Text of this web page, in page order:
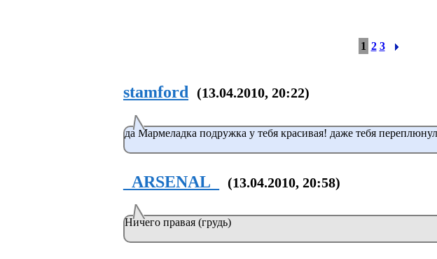
1 2 3
stamford (13.04.2010, 20:22)
да Мармеладка подружка у тебя красивая! даже тебя
_ARSENAL_ (13.04.2010, 20:58)
Ничего правая (грудь)